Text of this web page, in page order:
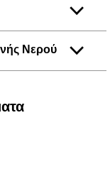
Νερού